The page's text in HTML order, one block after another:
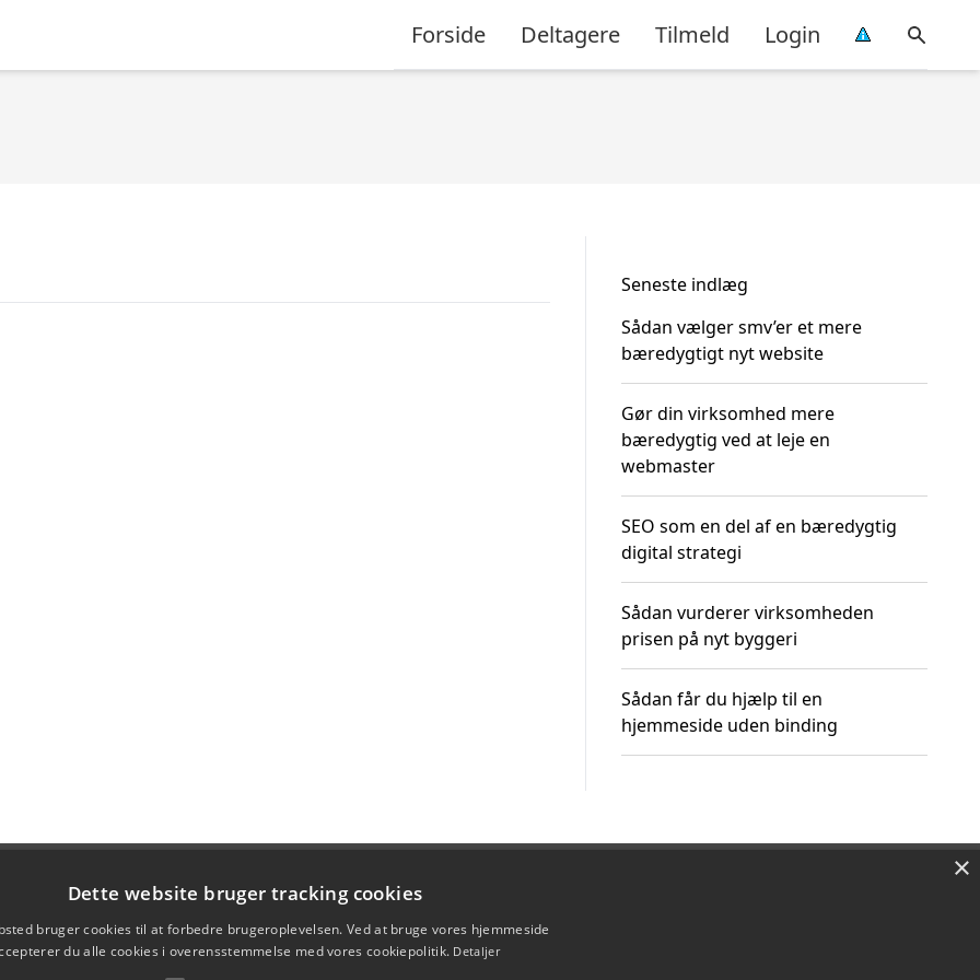
Forside Deltagere Tilmeld Login
Seneste indlæg
Sådan vælger smv’er et mere
bæredygtigt nyt website
Gør din virksomhed mere
bæredygtig ved at leje en
webmaster
SEO som en del af en bæredygtig
digital strategi
Sådan vurderer virksomheden
prisen på nyt byggeri
Sådan får du hjælp til en
hjemmeside uden binding
×
Dette website bruger tracking cookies
bruger cookies til at forbedre brugeroplevelsen. Ved at bruge vores hjemmeside
du alle cookies i overensstemmelse med vores cookiepolitik. Detaljer